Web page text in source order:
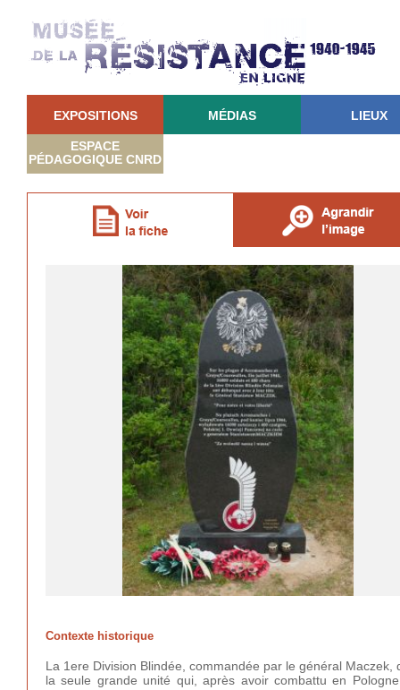
EXPOSITIONS MÉDIAS LIEUX
ESPACE
PÉDAGOGIQUE CNRD
Contexte historique
La 1ere Division Blindée, commandée par le général
la seule grande unité qui, après avoir combattu en